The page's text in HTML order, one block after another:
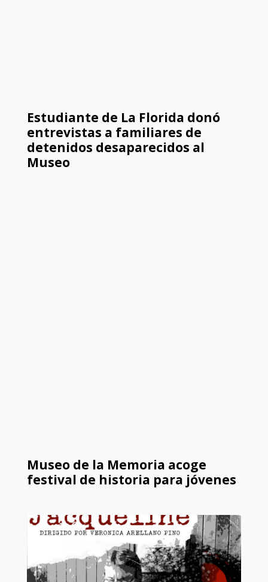
Estudiante de La Florida donó
entrevistas a familiares de
detenidos desaparecidos al
Museo
Museo de la Memoria acoge
festival de historia para jóvenes